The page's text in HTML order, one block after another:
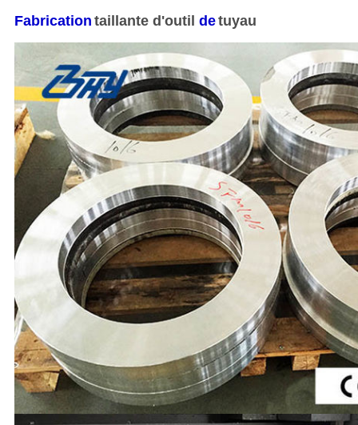
Fabrication taillante d'outil detuyau